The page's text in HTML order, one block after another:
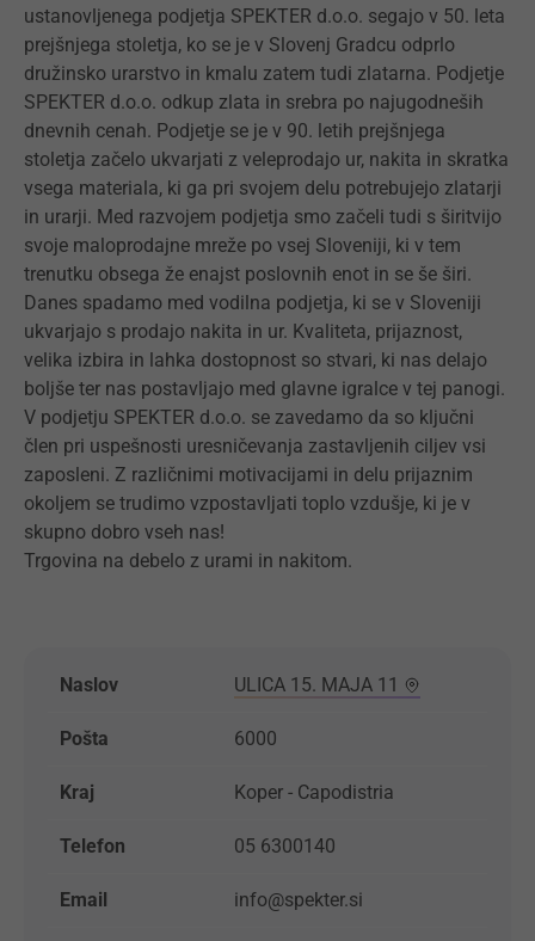
ustanovljenega podjetja SPEKTER d.o.o. segajo v 50. leta
prejšnjega stoletja, ko se je v Slovenj Gradcu odprlo
družinsko urarstvo in kmalu zatem tudi zlatarna. Podjetje
SPEKTER d.o.o. odkup zlata in srebra po najugodneših
dnevnih cenah. Podjetje se je v 90. letih prejšnjega
stoletja začelo ukvarjati z veleprodajo ur, nakita in skratka
vsega materiala, ki ga pri svojem delu potrebujejo zlatarji
in urarji. Med razvojem podjetja smo začeli tudi s širitvijo
svoje maloprodajne mreže po vsej Sloveniji, ki v tem
trenutku obsega že enajst poslovnih enot in se še širi.
Danes spadamo med vodilna podjetja, ki se v Sloveniji
ukvarjajo s prodajo nakita in ur. Kvaliteta, prijaznost,
velika izbira in lahka dostopnost so stvari, ki nas delajo
boljše ter nas postavljajo med glavne igralce v tej panogi.
V podjetju SPEKTER d.o.o. se zavedamo da so ključni
člen pri uspešnosti uresničevanja zastavljenih ciljev vsi
zaposleni. Z različnimi motivacijami in delu prijaznim
okoljem se trudimo vzpostavljati toplo vzdušje, ki je v
skupno dobro vseh nas!
Trgovina na debelo z urami in nakitom.
Naslov ULICA 15. MAJA 11
Pošta 6000
Kraj Koper - Capodistria
Telefon 05 6300140
Email info@spekter.si